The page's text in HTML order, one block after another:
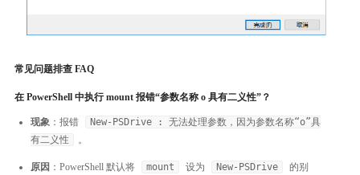
常见问题排查 FAQ
在 PowerShell 中执行 mount 报错“参数名称 o 具有二义性”？
现象 ：报错
New-PSDrive : 无法处理参数，因为参数名称“o”具
有二义性
。
原因 ：PowerShell 默认将 mount 设为 New-PSDrive
的别